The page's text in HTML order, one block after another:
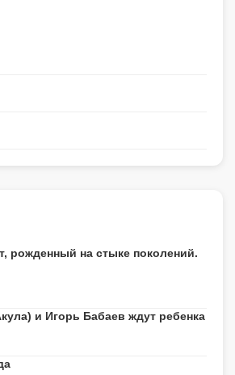
рожденный на стыке поколений.
и Игорь Бабаев ждут ребенка